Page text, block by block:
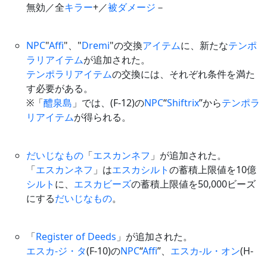
無効／全キラー+／被ダメージ －
NPC"Affi"、"Dremi"の交換アイテムに、新たなテンポ
ラリアイテムが追加された。
テンポラリアイテムの交換には、それぞれ条件を満た
す必要がある。
※「醴泉島 」では、(F-12)のNPC“Shiftrix”からテンポラ
リアイテムが得られる。
だいじなもの 「エスカンネフ 」が追加された。
「エスカンネフ 」はエスカシルトの蓄積上限値を10億
シルト に、 エスカビーズの蓄積上限値を50,000ビーズ
にするだいじなもの。
「Register of Deeds 」が追加された。
エスカ-ジ・タ(F-10)のNPC“Affi”、 エスカ-ル・オン(H-